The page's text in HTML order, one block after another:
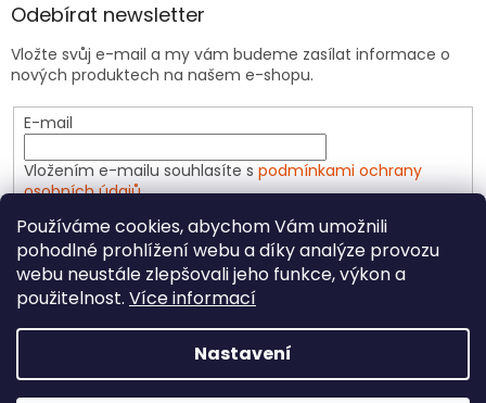
Používáme cookies, abychom Vám umožnili
pohodlné prohlížení webu a díky analýze provozu
webu neustále zlepšovali jeho funkce, výkon a
použitelnost. Více informací
Nastavení
Odebírat newsletter
Vložte svůj e-mail a my vám budeme zasílat informace o
nových produktech na našem e-shopu.
E-mail
Vložením e-mailu souhlasíte s podmínkami ochrany
osobních údajů
PŘIHLÁSIT SE